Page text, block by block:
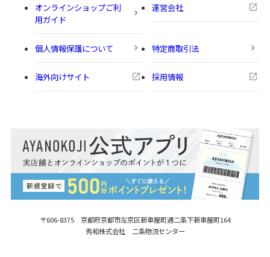
〒606-8375 京都府京都市左京区新車屋町通二条下新車屋町164
秀和株式会社 二条物流センター
オンラインショップご利
用ガイド
運営会社
個人情報保護について 特定商取引法
海外向けサイト 採用情報